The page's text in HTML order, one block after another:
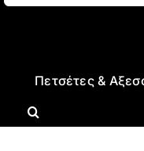
Πετσέτες &